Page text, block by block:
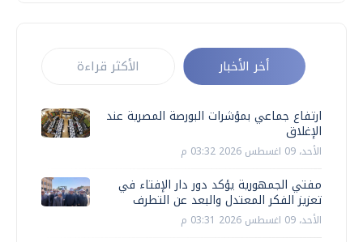
أخر الأخبار الأكثر قراءة
ارتفاع جماعي بمؤشرات البورصة المصرية عند
الإغلاق
الأحد، 09 اغسطس 2026 03:32 م
مفتي الجمهورية يؤكد دور دار الإفتاء في
تعزيز الفكر المعتدل والبعد عن التطرف
الأحد، 09 اغسطس 2026 03:31 م